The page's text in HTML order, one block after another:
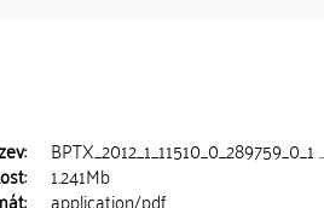
BPTX_2012_1_11510_0_289759_0_1
1.241Mb
application/pdf